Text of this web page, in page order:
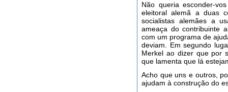
Não queria esconder-
eleitoral alemã a duas
socialistas alemães a
ameaça do contribuinte
com um programa de
deviam. Em segundo
Merkel ao dizer que por
que lamenta que lá
Acho que uns e outros,
ajudam à construção do